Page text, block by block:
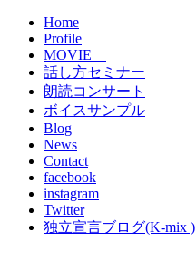
Home
Profile
MOVIE
話し方セミナー
朗読コンサート
ボイスサンプル
Blog
News
Contact
facebook
instagram
Twitter
独立宣言ブログ(K-mix )